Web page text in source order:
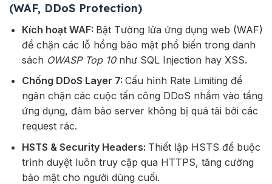
(WAF, DDoS Protection)
Kích hoạt WAF: Bật Tường lửa ứng dụng web (WAF)
để chặn các lỗ hổng bảo mật phổ biến trong danh
sách OWASP Top 10 như SQL Injection hay XSS.
Chống DDoS Layer 7: Cấu hình Rate Limiting để
ngăn chặn các cuộc tấn công DDoS nhắm vào tầng
ứng dụng, đảm bảo server không bị quá tải bởi các
request rác.
HSTS & Security Headers: Thiết lập HSTS để buộc
trình duyệt luôn truy cập qua HTTPS, tăng cường
bảo mật cho người dùng cuối.